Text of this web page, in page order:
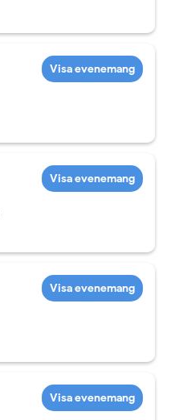
Visa evenemang
Visa evenemang
Visa evenemang
Visa evenemang